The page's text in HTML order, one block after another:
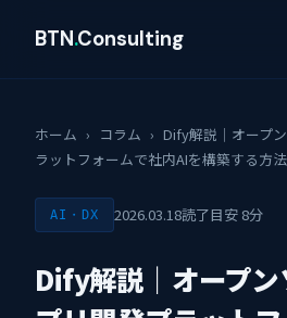
BTN.Consulting
ホーム › コラム › Dify解説｜オープ
ラットフォームで社内AIを構築する方法
AI・DX 2026.03.18読了目安 8分
Dify解説｜オープ